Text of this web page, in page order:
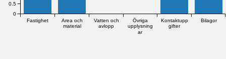
Fastighet
Area och
material
Vatten och
avlopp
Övriga
upplysning
ar
Kontaktupp
gifter
Bilagor
0
0.5